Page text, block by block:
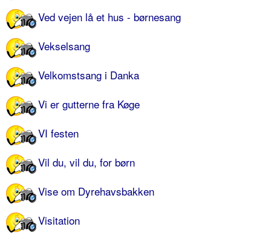
Ved vejen lå et hus - børnesang
Vekselsang
Velkomstsang i Danka
Vi er gutterne fra Køge
VI festen
Vil du, vil du, for børn
Vise om Dyrehavsbakken
Visitation